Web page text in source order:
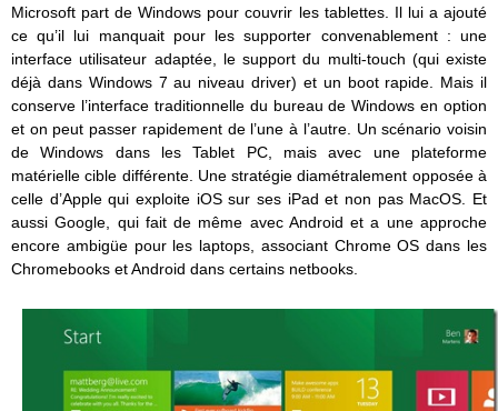
Microsoft part de Windows pour couvrir les tablettes. Il lui a ajouté
ce qu’il lui manquait pour les supporter convenablement : une
interface utilisateur adaptée, le support du multi-touch (qui existe
déjà dans Windows 7 au niveau driver) et un boot rapide. Mais il
conserve l’interface traditionnelle du bureau de Windows en option
et on peut passer rapidement de l’une à l’autre. Un scénario voisin
de Windows dans les Tablet PC, mais avec une plateforme
matérielle cible différente. Une stratégie diamétralement opposée à
celle d’Apple qui exploite iOS sur ses iPad et non pas MacOS. Et
aussi Google, qui fait de même avec Android et a une approche
encore ambigüe pour les laptops, associant Chrome OS dans les
Chromebooks et Android dans certains netbooks.